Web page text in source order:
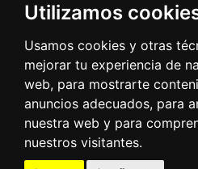
Utilizamos
Usamos cookies y otras
mejorar tu experiencia de
web, para mostrarte
anuncios adecuados, para
nuestra web y para
nuestros visitantes.